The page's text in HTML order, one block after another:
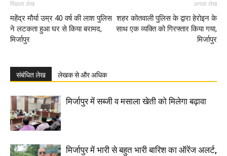
पिछला लेख
महेंद्र मौर्या उम्र 40 वर्ष की लाश पुलिस
ने लटकता हुआ घर से किया बरामद,
मिर्जापुर
अगला लेख
शहर कोतवाली पुलिस के द्वारा हेरोइन के
साथ एक व्यक्ति को गिरफ्तार किया गया,
मिर्जापुर
संबंधित लेख लेखक से और अधिक
मिर्जापुर में सब्जी व मसाला खेती को मिलेगा बढ़ावा
मिर्जापुर में भारी से बहुत भारी बारिश का ऑरेंज अलर्ट,